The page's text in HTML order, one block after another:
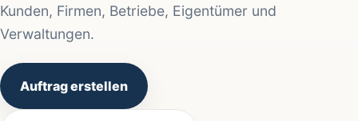
Kunden, Firmen, Betriebe, Eigentümer und
Verwaltungen.
Auftrag erstellen